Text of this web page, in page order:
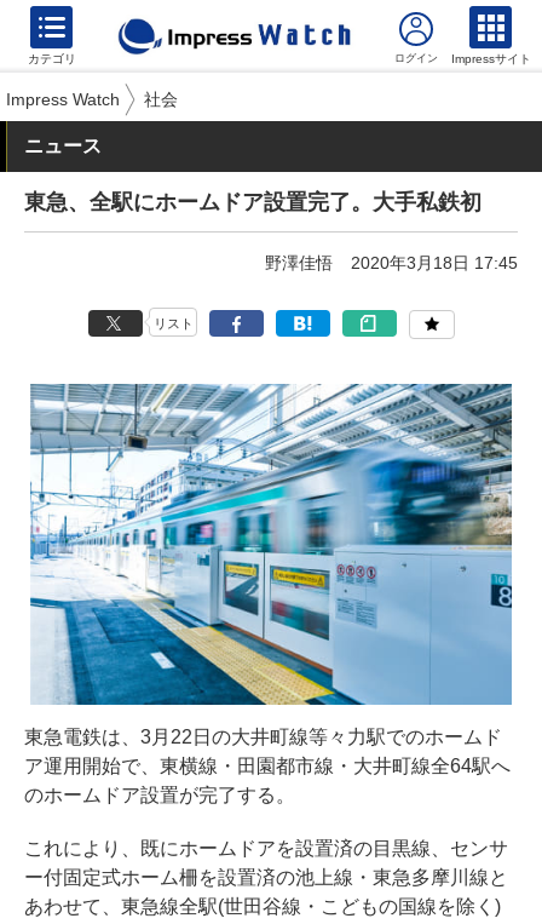
カテゴリ Impressサイト
Impress Watch 社会
ニュース
東急、全駅にホームドア設置完了。大手私鉄初
野澤佳悟 2020年3月18日 17:45
リスト
東急電鉄は、3月22日の大井町線等々力駅でのホームド
ア運用開始で、東横線・田園都市線・大井町線全64駅へ
のホームドア設置が完了する。
これにより、既にホームドアを設置済の目黒線、センサ
ー付固定式ホーム柵を設置済の池上線・東急多摩川線と
あわせて、東急線全駅(世田谷線・こどもの国線を除く)